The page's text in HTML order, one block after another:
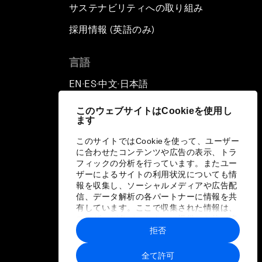
このウェブサイトはCookieを使用し
ます
このサイトではCookieを使って、ユーザー
に合わせたコンテンツや広告の表示、トラ
フィックの分析を行っています。またユー
ザーによるサイトの利用状況についても情
報を収集し、ソーシャルメディアや広告配
信、データ解析の各パートナーに情報を共
有しています。ここで収集された情報は、
ユーザーが各パートナーに提供した他の情
報や各パートナーのサービスを使用した際
に収集された情報と組み合わされ、各パー
トナーによって使用されることがありま
全て許可
拒否
サステナビリティへの取り組み
採用情報 (英語のみ)
言語
EN ▪ ES▪中文▪ 日本語